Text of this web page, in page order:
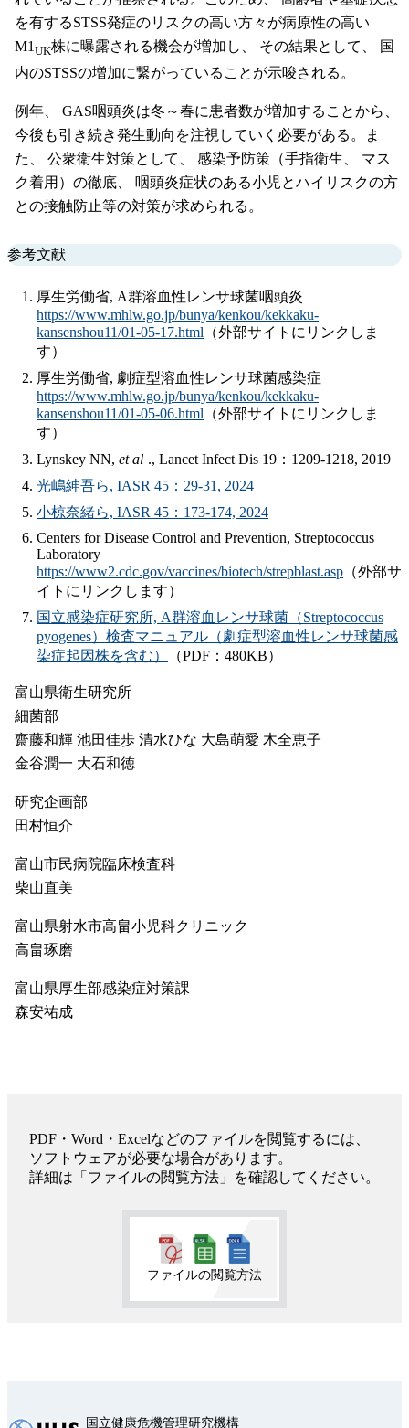
を有するSTSS発症のリスクの高い方々が病原性の高い
M1 UK株に曝露される機会が増加し、 その結果として、 国
内のSTSSの増加に繋がっていることが示唆される。
例年、 GAS咽頭炎は冬～春に患者数が増加することから、
今後も引き続き発生動向を注視していく必要がある。ま
た、 公衆衛生対策として、 感染予防策（手指衛生、 マス
ク着用）の徹底、 咽頭炎症状のある小児とハイリスクの方
との接触防止等の対策が求められる。
参考文献
厚生労働省, A群溶血性レンサ球菌咽頭炎
https://www.mhlw.go.jp/bunya/kenkou/kekkaku-
kansenshou11/01-05-17.html （外部サイトにリンクしま
す）
厚生労働省, 劇症型溶血性レンサ球菌感染症
https://www.mhlw.go.jp/bunya/kenkou/kekkaku-
kansenshou11/01-05-06.html （外部サイトにリンクしま
す）
Lynskey NN, et al ., Lancet Infect Dis 19：1209-1218, 2019
光嶋紳吾ら, IASR 45：29-31, 2024
小椋奈緒ら, IASR 45：173-174, 2024
Centers for Disease Control and Prevention, Streptococcus
Laboratory
https://www2.cdc.gov/vaccines/biotech/strepblast.asp （外部サ
イトにリンクします）
国立感染症研究所, A群溶血レンサ球菌（Streptococcus
pyogenes）検査マニュアル（劇症型溶血性レンサ球菌感
染症起因株を含む）
（PDF：480KB）
富山県衛生研究所
細菌部
齋藤和輝 池田佳歩 清水ひな 大島萌愛 木全恵子
金谷潤一 大石和徳
研究企画部
田村恒介
富山市民病院臨床検査科
柴山直美
富山県射水市高畠小児科クリニック
高畠琢磨
富山県厚生部感染症対策課
森安祐成
PDF・Word・Excelなどのファイルを閲覧するには、
ソフトウェアが必要な場合があります。
詳細は「ファイルの閲覧方法」を確認してください。
ファイルの閲覧方法
国立健康危機管理研究機構